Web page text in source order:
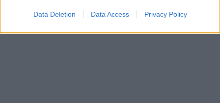
Data Deletion Data Access Privacy Policy